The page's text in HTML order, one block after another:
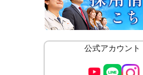
公式アカウント